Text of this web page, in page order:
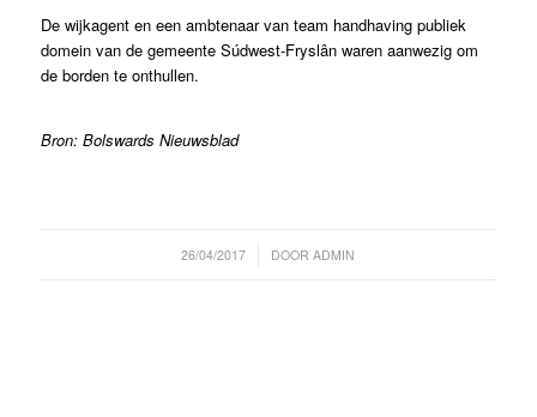
De wijkagent en een ambtenaar van team handhaving publiek
domein van de gemeente Súdwest-Fryslân waren aanwezig om
de borden te onthullen.
Bron: Bolswards Nieuwsblad
26/04/2017
/ DOORADMIN